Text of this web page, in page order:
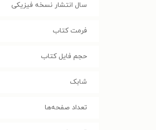
سال انتشار نسخه فیزیکی
فرمت کتاب
حجم فایل کتاب
شابک
تعداد صفحه‌ها